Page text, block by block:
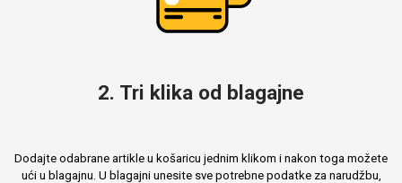
2. Tri klika od blagajne
Dodajte odabrane artikle u košaricu jednim klikom i nakon toga možete
ući u blagajnu. U blagajni unesite sve potrebne podatke za narudžbu,